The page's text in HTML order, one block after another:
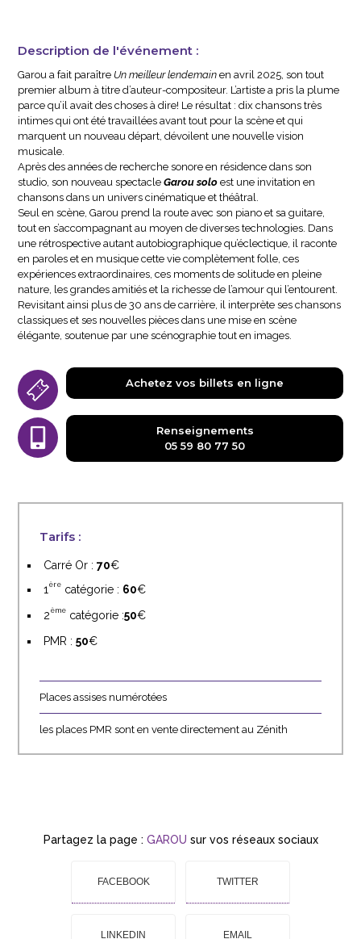
Description de l'événement :
Garou a fait paraître Un meilleur lendemain en avril 2025, son tout
premier album à titre d’auteur-compositeur. L’artiste a pris la plume
parce qu’il avait des choses à dire! Le résultat : dix chansons très
intimes qui ont été travaillées avant tout pour la scène et qui
marquent un nouveau départ, dévoilent une nouvelle vision
musicale.
Après des années de recherche sonore en résidence dans son
studio, son nouveau spectacleGarou soloest une invitation en
chansons dans un univers cinématique et théâtral.
Seul en scène, Garou prend la route avec son piano et sa guitare,
tout en s’accompagnant au moyen de diverses technologies. Dans
une rétrospective autant autobiographique qu’éclectique, il raconte
en paroles et en musique cette vie complètement folle, ces
expériences extraordinaires, ces moments de solitude en pleine
nature, les grandes amitiés et la richesse de l’amour qui l’entourent.
Revisitant ainsi plus de 30 ans de carrière, il interprète ses chansons
classiques et ses nouvelles pièces dans une mise en scène
élégante, soutenue par une scénographie tout en images.
Achetez vos billets en ligne
Renseignements
05 59 80 77 50
Tarifs :
Carré Or :70
1 ère catégorie : 60
2 ème catégorie :50
PMR :50
Places assises numérotées
les places PMR sont en vente directement au Zénith
Partagez la page : GAROU sur vos réseaux sociaux
FACEBOOK TWITTER
LINKEDIN EMAIL